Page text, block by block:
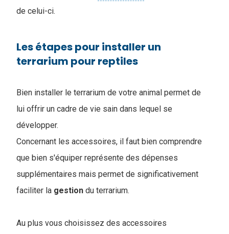
de celui-ci.
Les étapes pour installer un
terrarium pour reptiles
Bien installer le terrarium de votre animal permet de
lui offrir un cadre de vie sain dans lequel se
développer.
Concernant les accessoires, il faut bien comprendre
que bien s'équiper représente des dépenses
supplémentaires mais permet de significativement
faciliter la gestion du terrarium.
Au plus vous choisissez des accessoires